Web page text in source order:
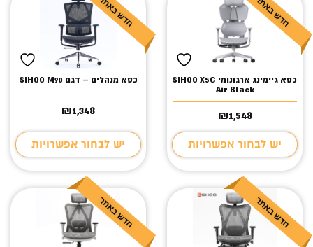
כסא גיימינג ארגונומי SIHOO X5C
Air Black
₪1,548
יש לבחור אפשרויות
כסא מנהלים – דגם SIHOO M90
₪1,348
יש לבחור אפשרויות